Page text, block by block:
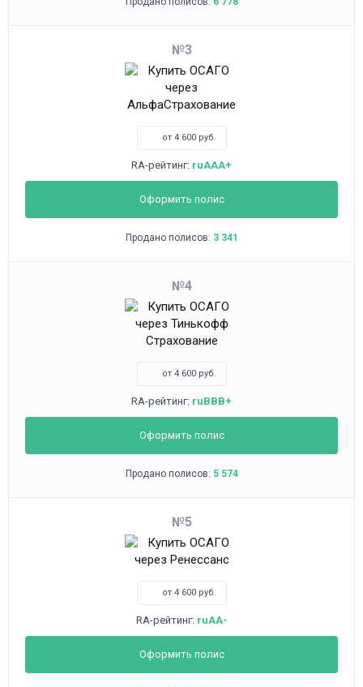
3
от 4 600 руб.
RA-рейтинг: ruAAA+
Оформить полис
Продано полисов: 3 341
4
от 4 600 руб.
RA-рейтинг: ruBBB+
Оформить полис
Продано полисов: 5 574
5
от 4 600 руб.
RA-рейтинг: ruAA-
Оформить полис